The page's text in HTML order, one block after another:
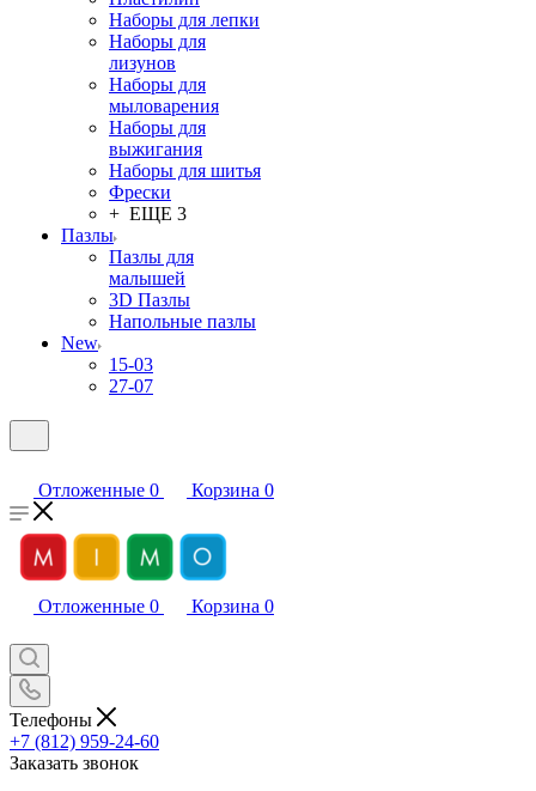
Наборы для лепки
Наборы для
лизунов
Наборы для
мыловарения
Наборы для
выжигания
Наборы для шитья
Фрески
+ ЕЩЕ 3
Пазлы
Пазлы для
малышей
3D Пазлы
Напольные пазлы
New
15-03
27-07
Отложенные 0 Корзина 0
Отложенные 0 Корзина 0
Телефоны
+7 (812) 959-24-60
Заказать звонок